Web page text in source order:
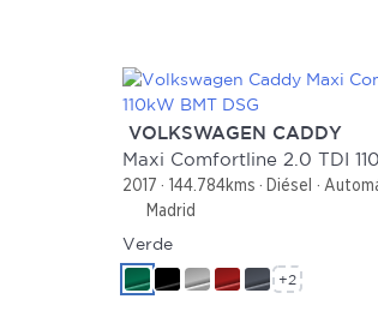
VOLKSWAGEN CADDY
2017 144.784kms Diésel
Madrid
Verde
+2